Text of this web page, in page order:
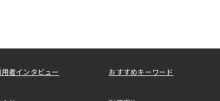
用者インタビュー おすすめキーワード